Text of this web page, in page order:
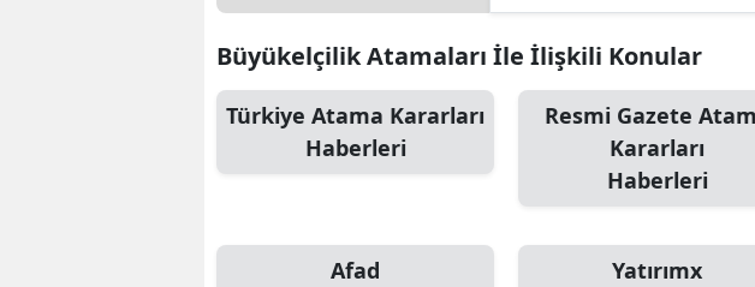
Büyükelçilik Atamaları İle İlişkili Konular
Türkiye Atama Kararları
Haberleri
Resmi Gazete
Kararları
Haberleri
Afad
Yatırımx